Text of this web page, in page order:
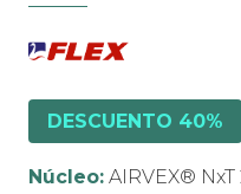
DESCUENTO 40%
Núcleo: AIRVEX®